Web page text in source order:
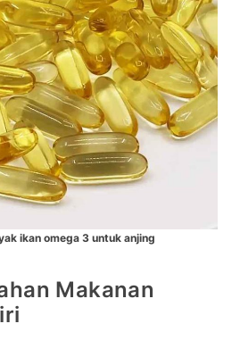
ikan omega 3 untuk anjing
Makanan